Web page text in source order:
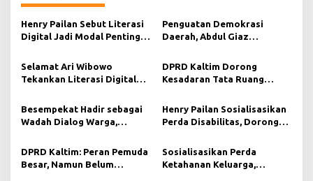
a
s
p
o
s
Henry Pailan Sebut Literasi
Digital Jadi Modal Penting
Lebih Terbuka
Penguatan Demokrasi
Daerah, Abdul Giaz
Teknologi Informasi
Selamat Ari Wibowo
Tekankan Literasi Digital
Modern di Pedalaman Kukar
DPRD Kaltim Dorong
Kesadaran Tata Ruang
Besempekat Hadir sebagai
Wadah Dialog Warga,
Aspirasi Masyarakat Paser
Henry Pailan Sosialisasikan
Perda Disabilitas, Dorong
DPRD Kaltim: Peran Pemuda
Besar, Namun Belum
Sosialisasikan Perda
Ketahanan Keluarga,